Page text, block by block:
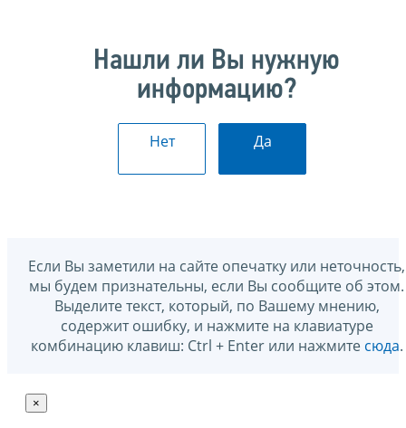
Нашли ли Вы нужную
информацию?
Нет Да
Если Вы заметили на сайте опечатку или неточность,
мы будем признательны, если Вы сообщите об этом.
Выделите текст, который, по Вашему мнению,
содержит ошибку, и нажмите на клавиатуре
комбинацию клавиш: Ctrl + Enter или нажмите сюда.
×